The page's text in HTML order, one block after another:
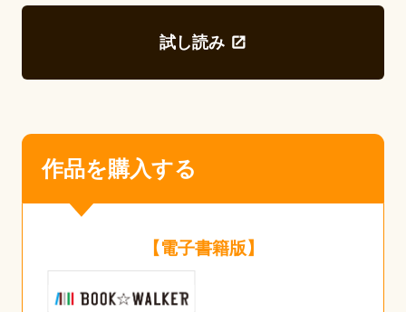
試し読み
作品を購入する
【電子書籍版】